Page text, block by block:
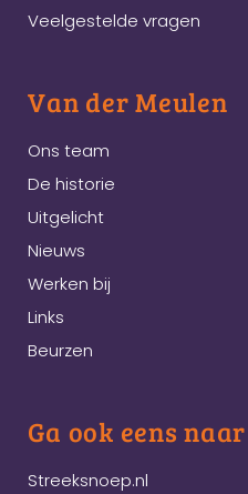
Veelgestelde vragen
Van der Meulen
Ons team
De historie
Uitgelicht
Nieuws
Werken bij
Links
Beurzen
Ga ook eens naar
Streeksnoep.nl